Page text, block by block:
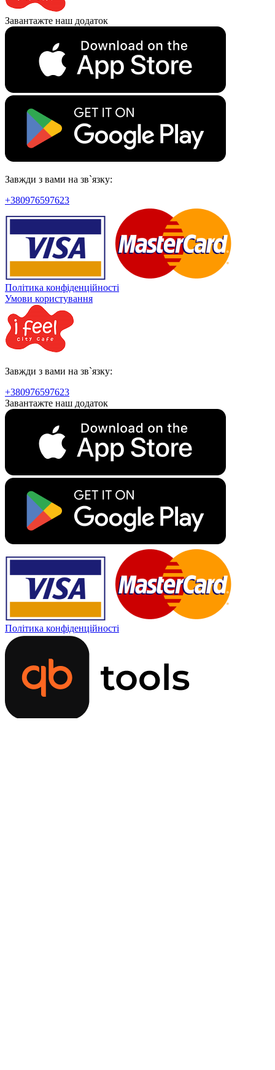
Завантажте наш додаток
Завжди з вами на зв`язку:
+380976597623
Політика конфіденційності
Умови користування
Завжди з вами на зв`язку:
+380976597623
Завантажте наш додаток
Політика конфіденційності